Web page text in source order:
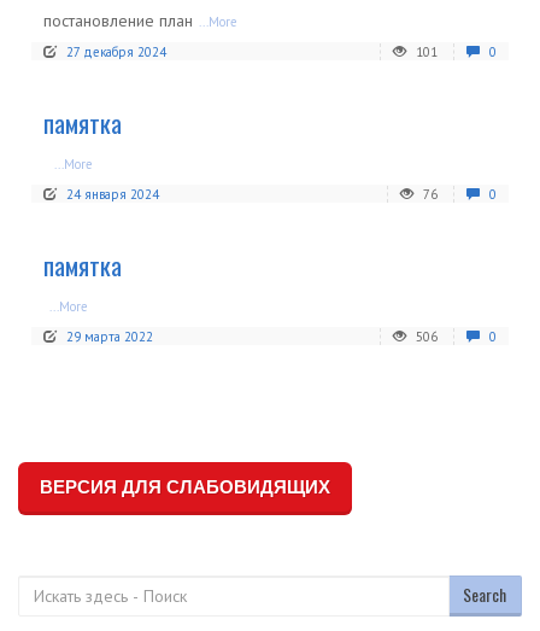
постановление план ...More
27 декабря 2024
101 0
памятка
...More
24 января 2024
76 0
памятка
...More
29 марта 2022
506 0
ВЕРСИЯ ДЛЯ СЛАБОВИДЯЩИХ